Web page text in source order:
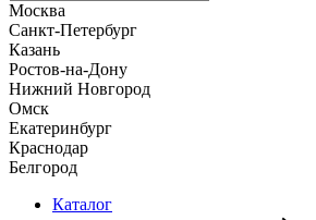
Москва
Санкт-Петербург
Казань
Ростов-на-Дону
Нижний Новгород
Омск
Екатеринбург
Краснодар
Белгород
Каталог